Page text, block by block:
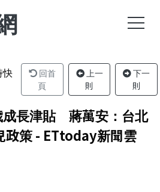
快
回首
頁
上一
則
下一
則
成長津貼 蔣萬安：台北
政策 - ETtoday新聞雲